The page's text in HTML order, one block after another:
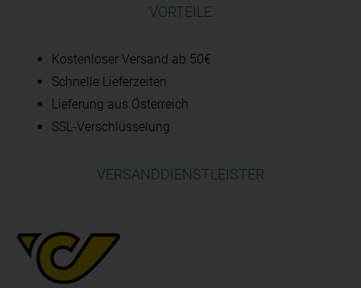
VORTEILE
Kostenloser Versand ab 50€
Schnelle Lieferzeiten
Lieferung aus Österreich
SSL-Verschlüsselung
VERSANDDIENSTLEISTER